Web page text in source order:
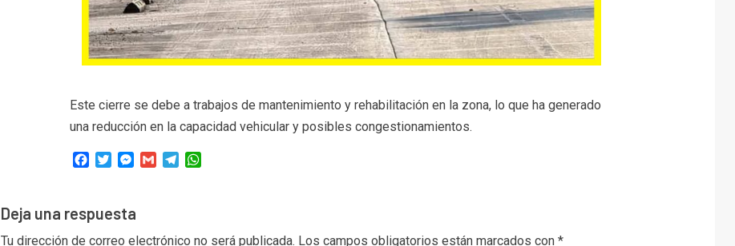
Este cierre se debe a trabajos de mantenimiento y rehabilitación en la zona, lo que ha generado
una reducción en la capacidad vehicular y posibles congestionamientos.
Facebook
TwitterMessenger
Gmail Telegram
Deja una respuesta
Tu dirección de correo electrónico no será publicada. Los campos obligatorios están marcados con *